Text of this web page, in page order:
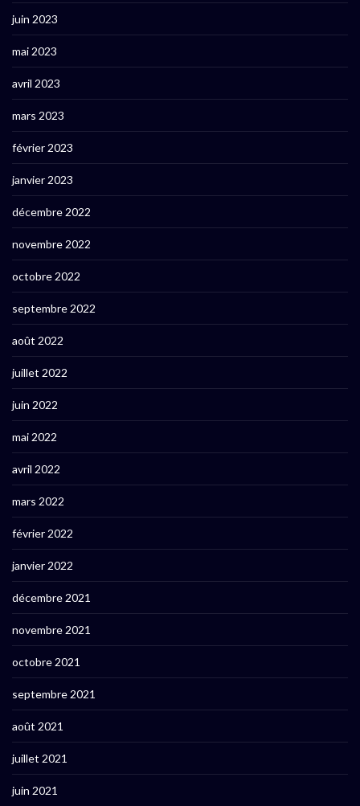
juin 2023
mai 2023
avril 2023
mars 2023
février 2023
janvier 2023
décembre 2022
novembre 2022
octobre 2022
septembre 2022
août 2022
juillet 2022
juin 2022
mai 2022
avril 2022
mars 2022
février 2022
janvier 2022
décembre 2021
novembre 2021
octobre 2021
septembre 2021
août 2021
juillet 2021
juin 2021